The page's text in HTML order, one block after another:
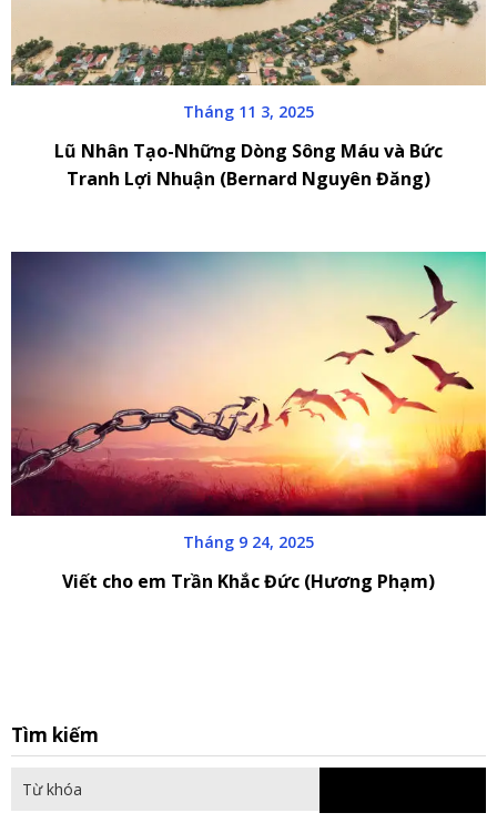
Tháng 11 3, 2025
Lũ Nhân Tạo-Những Dòng Sông Máu và Bức
Tranh Lợi Nhuận (Bernard Nguyên Đăng)
Tháng 9 24, 2025
Viết cho em Trần Khắc Đức (Hương Phạm)
Tìm kiếm